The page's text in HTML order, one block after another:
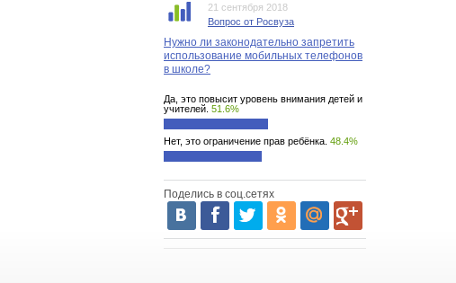
21 сентября 2018
Вопрос от Росвуза
Нужно ли законодательно запретить
использование мобильных телефонов
в школе?
Да, это повысит уровень внимания детей и
учителей. 51.6%
Нет, это ограничение прав ребёнка. 48.4%
Поделись в соц.сетях